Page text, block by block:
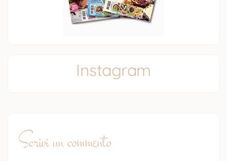
Instagram
Scrivi un commento